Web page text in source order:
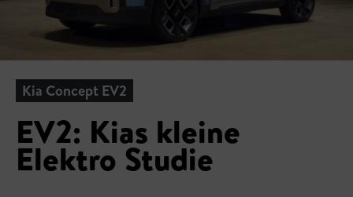
Kia Concept EV2
EV2: Kias kleine
Elektro Studie